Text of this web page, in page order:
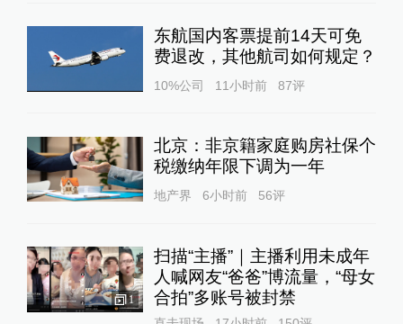
东航国内客票提前14天可免
费退改，其他航司如何规定？
10%公司 11小时前 87评
北京：非京籍家庭购房社保个
税缴纳年限下调为一年
地产界 6小时前 56评
1
扫描“主播”｜主播利用未成年
人喊网友“爸爸”博流量，“母女
合拍”多账号被封禁